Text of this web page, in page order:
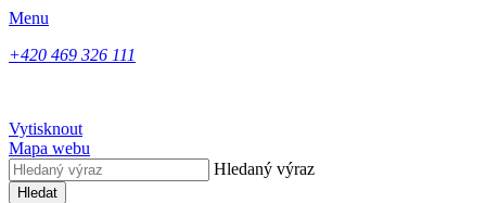
Menu
+420 469 326 111
Vytisknout
Mapa webu
Hledaný výraz
Hledat